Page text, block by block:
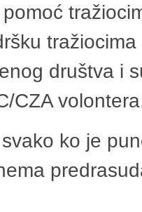
društva i
CZA
ko je